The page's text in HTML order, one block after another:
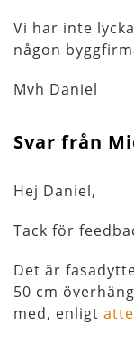
Vi har inte
någon
Mvh Daniel
Svar från
Hej Daniel,
Tack för
Det är
50 cm
med, enligt